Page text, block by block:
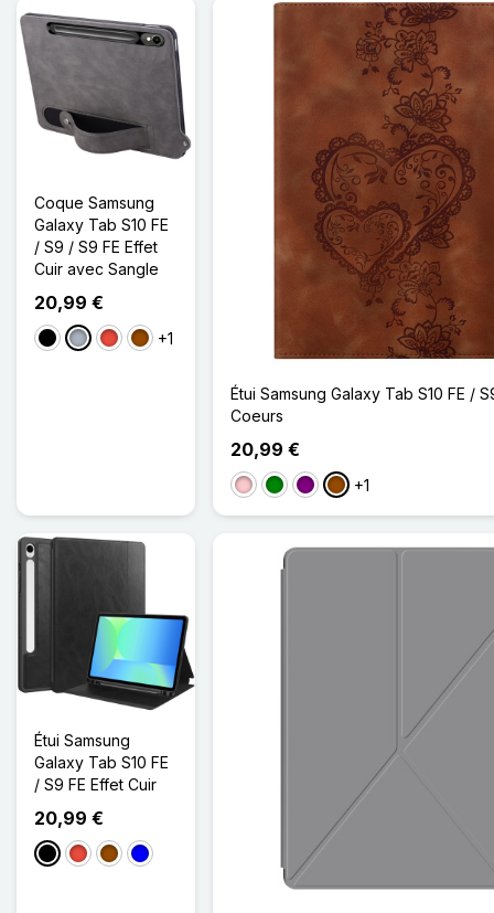
Coque Samsung
Galaxy Tab S10 FE
/ S9 / S9 FE Effet
Cuir avec Sangle
20,99 €
NoirGris RougeMarron
+1
Étui Samsung Galaxy Tab S10 FE /
Coeurs
20,99 €
RoseVertVioletMarron
+1
Étui Samsung
Galaxy Tab S10 FE
/ S9 FE Effet Cuir
20,99 €
NoirRougeMarron
Bleu